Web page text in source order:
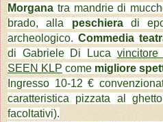
Morgana tra mandrie di
brado, alla peschieradi
archeologico. Commedia
di Gabriele Di Luca
SEEN KLP come migliore
Ingresso 10-12 €
caratteristica pizzata al
facoltativi).